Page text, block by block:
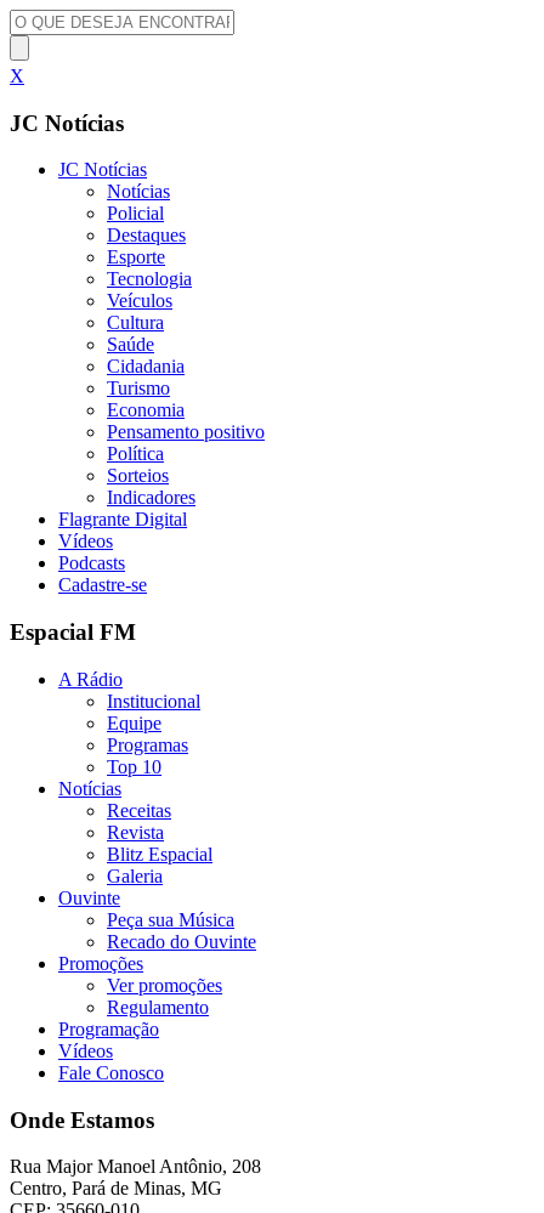
X
JC Notícias
JC Notícias
Notícias
Policial
Destaques
Esporte
Tecnologia
Veículos
Cultura
Saúde
Cidadania
Turismo
Economia
Pensamento positivo
Política
Sorteios
Indicadores
Flagrante Digital
Vídeos
Podcasts
Cadastre-se
Espacial FM
A Rádio
Institucional
Equipe
Programas
Top 10
Notícias
Receitas
Revista
Blitz Espacial
Galeria
Ouvinte
Peça sua Música
Recado do Ouvinte
Promoções
Ver promoções
Regulamento
Programação
Vídeos
Fale Conosco
Onde Estamos
Rua Major Manoel Antônio, 208
Centro, Pará de Minas, MG